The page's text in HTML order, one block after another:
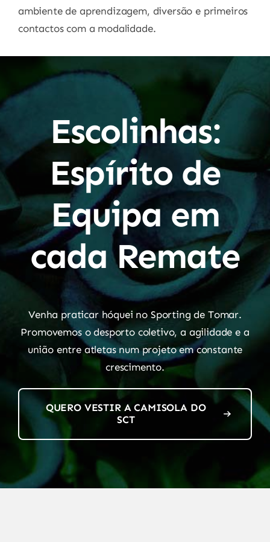
ambiente de aprendizagem, diversão e primeiros
contactos com a modalidade.
Escolinhas:
Espírito de
Equipa em
cada Remate
Venha praticar hóquei no Sporting de Tomar.
Promovemos o desporto coletivo, a agilidade e a
união entre atletas num projeto em constante
crescimento.
QUERO VESTIR A CAMISOLA DO
SCT